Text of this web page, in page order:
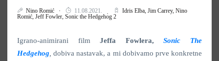
Nino Romić 11.08.2021. Idris Elba, Jim Carrey, Nino
Romić, Jeff Fowler, Sonic the Hedgehog 2
Igrano-animirani filmJeffa Fowlera,Sonic The
Hedgehog ,dobiva nastavak, a mi dobivamo prve konkretne